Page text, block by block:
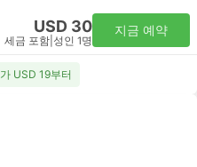
USD 30
세금 포함 성인 1명
지금 예약
USD 19부터